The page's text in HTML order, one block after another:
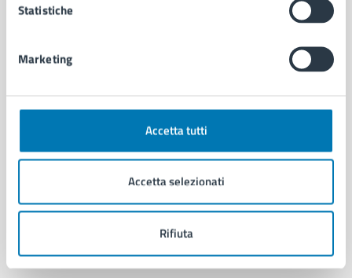
Statistiche
Marketing
Accetta tutti
Accetta selezionati
Rifiuta
Comune di Napoli
AMMINISTRAZIONE
Organi di governo
Enti e fondazioni
Personale amministrativo
Intranet, posta aziendale e protocollo